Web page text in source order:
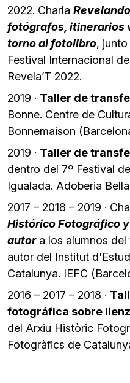
2022. Charla
fotógrafos, itinerarios
torno al fotolibro, junto
Festival Internacional
Revela’T 2022.
2019 · Taller de
Bonne. Centre de
Bonnemaison
2019 · Taller de
dentro del 7º Festival
Igualada. Adoberia
2017 – 2018 – 2019 ·
Histórico Fotográfico
autora los alumnos del
autor del Institut
Catalunya. IEFC
2016 – 2017 – 2018 ·
fotográfica sobre
del Arxiu Històric
Fotogràfics de